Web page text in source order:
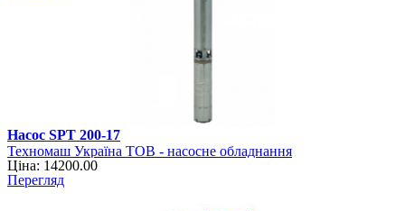
Насос SPT 200-17
Техномаш Україна ТОВ - насосне обладнання
Ціна: 14200.00
Перегляд